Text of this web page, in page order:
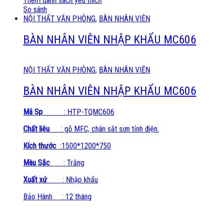
So sánh
NỘI THẤT VĂN PHÒNG, BÀN NHÂN VIÊN
BÀN NHÂN VIÊN NHẬP KHẨU MC606
NỘI THẤT VĂN PHÒNG, BÀN NHÂN VIÊN
BÀN NHÂN VIÊN NHẬP KHẨU MC606
Mã Sp : HTP-TQMC606
Chất liệu
: gỗ MFC, chân sắt sơn tỉnh điện.
Kích thước :1500*1200*750
Màu Sắc : Trắng
Xuất xứ: Nhập khẩu
Bảo Hành : 12 tháng